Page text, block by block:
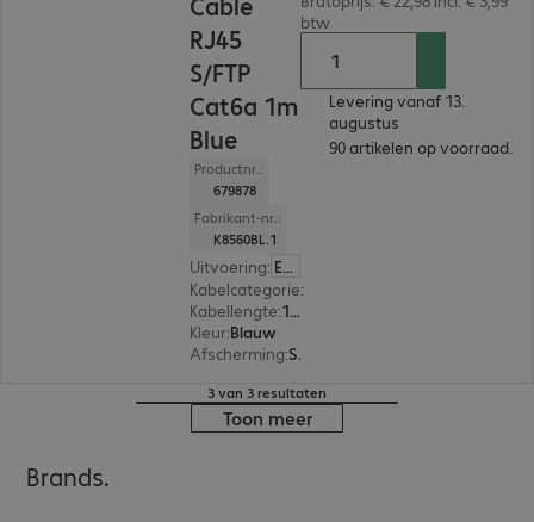
RJ45
S/FTP
Cat6a 1m
Blue
Productnr.:
679878
Fabrikant-nr.:
K8560BL.1
Uitvoering: Europa
Kabelcategorie:
Kabellengte: 1 m
Kleur:Blauw
Afscherming: S/FTP (PIMF)
btw
Levering vanaf 13.
augustus
90 artikelen op voorraad.
3 van 3 resultaten
Toon meer
Brands.